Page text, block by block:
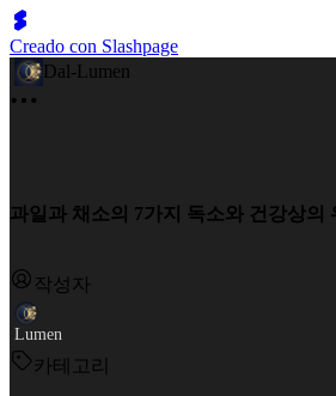
Creado con Slashpage
Dal-Lumen
과일과 채소의 7가지 독소와 건강상의
작성자
Lumen
카테고리